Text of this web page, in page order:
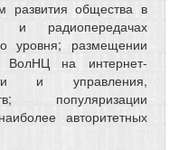
развития общества в
и радиопередачах
уровня; размещении
ВолНЦ на интернет-
и управления,
популяризации
авторитетных